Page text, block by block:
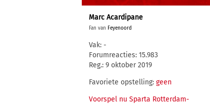
Marc Acardipane
Fan van Feyenoord
Vak: -
Forumreacties: 15.983
Reg.: 9 oktober 2019
Favoriete opstelling: geen
Voorspel nu Sparta Rotterdam-